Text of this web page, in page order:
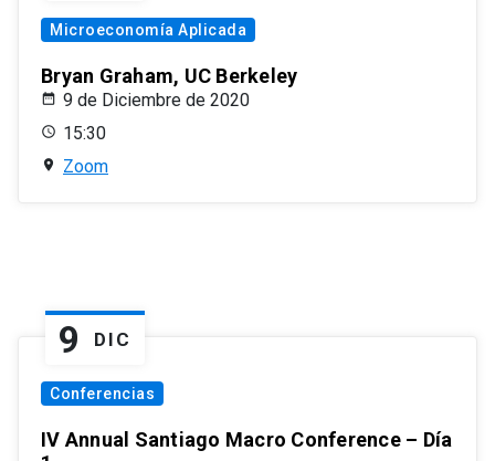
Microeconomía Aplicada
Bryan Graham, UC Berkeley
9 de Diciembre de 2020
15:30
Zoom
9 DIC
Conferencias
IV Annual Santiago Macro Conference – Día